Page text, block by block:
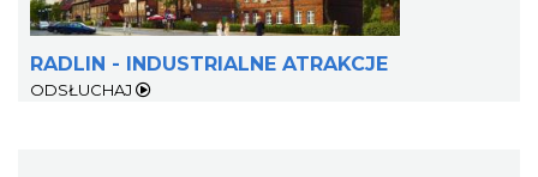
RADLIN - INDUSTRIALNE ATRAKCJE
ODSŁUCHAJ